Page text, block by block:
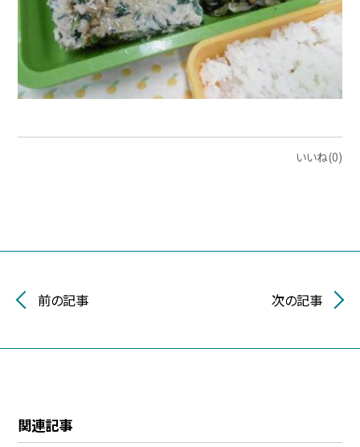
いいね(0)
前の記事 次の記事
関連記事